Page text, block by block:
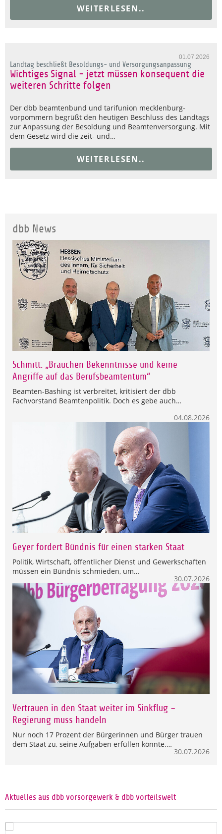
WEITERLESEN..
01.07.2026
Landtag beschließt Besoldungs- und Versorgungsanpassung
Wichtiges Signal - jetzt müssen konsequent die
weiteren Schritte folgen
Der dbb beamtenbund und tarifunion mecklenburg-
vorpommern begrüßt den heutigen Beschluss des Landtags
zur Anpassung der Besoldung und Beamtenversorgung. Mit
dem Gesetz wird die zeit- und…
WEITERLESEN..
dbb News
Schmitt: „Brauchen Bekenntnisse und keine
Angriffe auf das Berufsbeamtentum“
Beamten-Bashing ist verbreitet, kritisiert der dbb
Fachvorstand Beamtenpolitik. Doch es gebe auch…
04.08.2026
Geyer fordert Bündnis für einen starken Staat
Politik, Wirtschaft, öffentlicher Dienst und Gewerkschaften
müssen ein Bündnis schmieden, um…
30.07.2026
Vertrauen in den Staat weiter im Sinkflug –
Regierung muss handeln
Nur noch 17 Prozent der Bürgerinnen und Bürger trauen
dem Staat zu, seine Aufgaben erfüllen könnte.…
30.07.2026
Aktuelles aus dbb vorsorgewerk & dbb vorteilswelt